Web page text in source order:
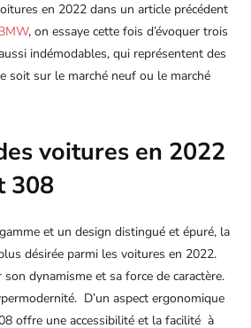
en 2022 dans un article précédent
, on essaye cette fois d’évoquer trois
indémodables, qui représentent des
soit sur le marché neuf ou le marché
voitures en 2022
308
et un design distingué et épuré, la
désirée parmi les voitures en 2022.
dynamisme et sa force de caractère.
D’un aspect ergonomique
offre une accessibilité et la facilité à